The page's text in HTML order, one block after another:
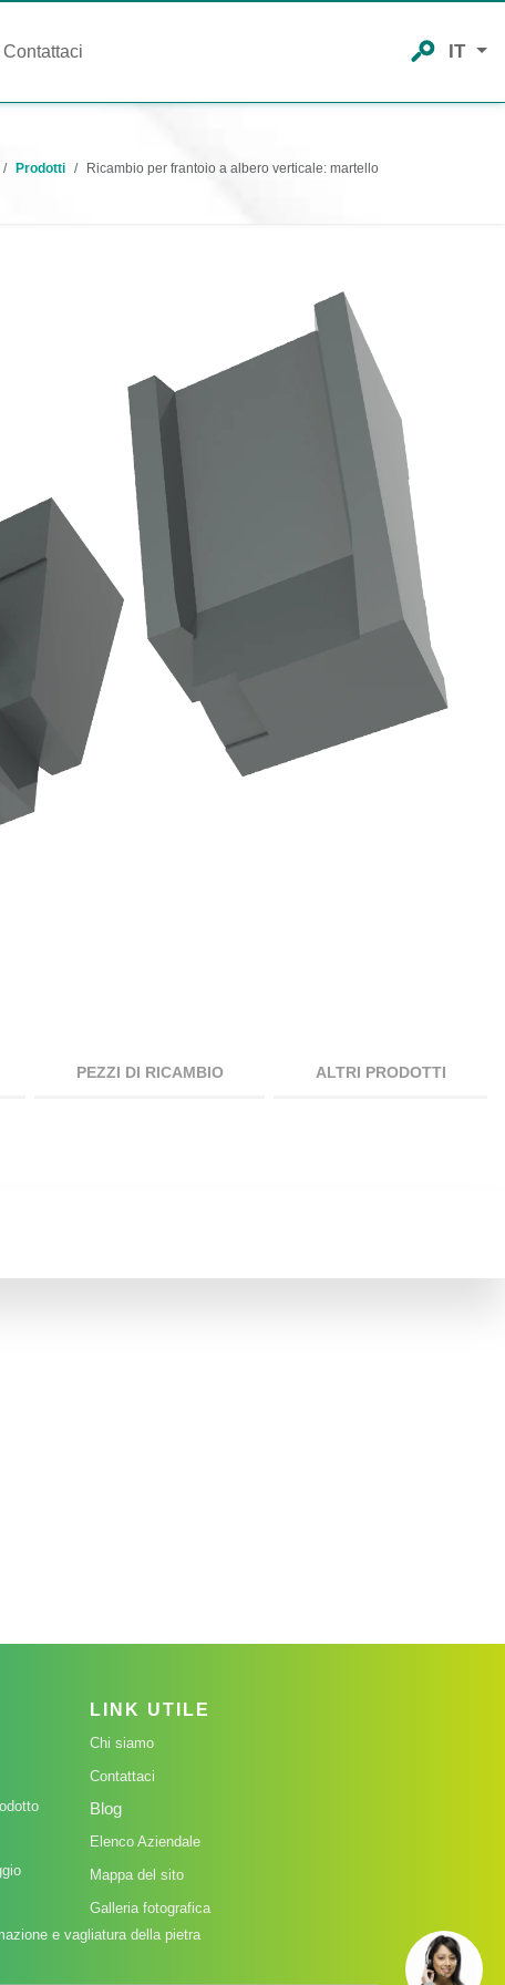
Contattaci IT
Prodotti Ricambio per frantoio a albero verticale: martello
PEZZI DI RICAMBIO ALTRI PRODOTTI
e vagliatura della pietra
LINK UTILE
Chi siamo
Contattaci
Blog
Elenco Aziendale
Mappa del sito
Galleria fotografica